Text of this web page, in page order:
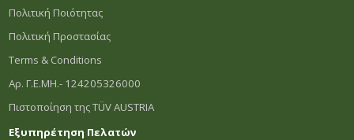
Πολιτική Ποιότητας
Πολιτική Προστασίας
Terms & Conditions
Αρ. Γ.Ε.ΜΗ.- 124205326000
Πιστοποίηση της TÜV AUSTRIA
Εξυπηρέτηση Πελατών